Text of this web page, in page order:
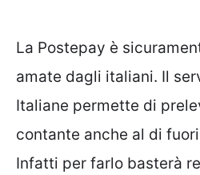
La Postepay è
amate dagli italiani. Il
Italiane permette di
contante anche al di
Infatti per farlo basterà